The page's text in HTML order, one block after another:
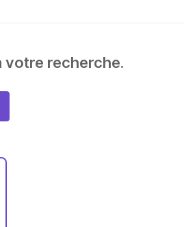
votre recherche.